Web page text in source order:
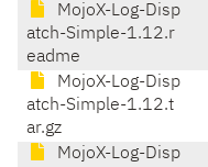
MojoX-Log-Disp
atch-Simple-1.12.r
eadme
MojoX-Log-Disp
atch-Simple-1.12.t
ar.gz
MojoX-Log-Disp